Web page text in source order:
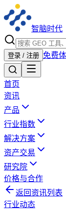
智脑时代
登录 / 注册 免费
首页
资讯
产品
行业指数
解决方案
资产交易
研究院
价格与合作
返回资讯列表
行业动态